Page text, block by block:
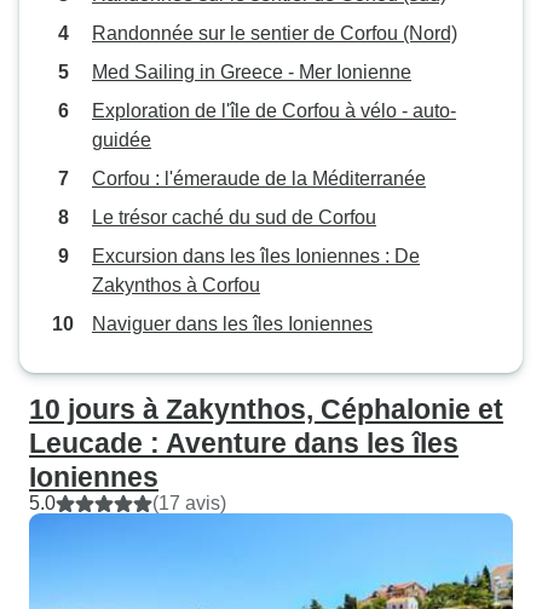
Randonnée sur le sentier de Corfou (Nord)
Med Sailing in Greece - Mer Ionienne
Exploration de l'île de Corfou à vélo - auto-
guidée
Corfou : l'émeraude de la Méditerranée
Le trésor caché du sud de Corfou
Excursion dans les îles Ioniennes : De
Zakynthos à Corfou
Naviguer dans les îles Ioniennes
10 jours à Zakynthos, Céphalonie et
Leucade : Aventure dans les îles
Ioniennes
5.0 (17 avis)